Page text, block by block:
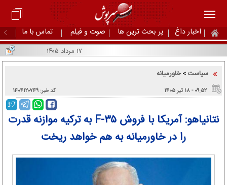
اخبار داغ پر بحث ترین ها صوت و فیلم تماس با ما
۱۷ مرداد ۱۴۰۵
سیاست >خاورمیانه
۰۹:۵۲ - ۱۸ تير ۱۴۰۵ کد خبر: ۱۴۰۴۱۲۰۷۴۹
نتانیاهو: آمریکا با فروش F-۳۵ به ترکیه موازنه قدرت
را در خاورمیانه به هم خواهد ریخت